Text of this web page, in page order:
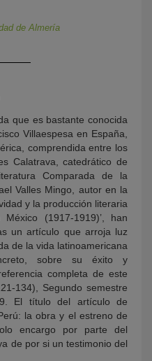
de Almería
que es bastante conocida
Villaespesa en España,
comprendida entre los
Calatrava, catedrático de
Comparada de la
Valles Mingo, autor en la
y la producción literaria
(1917-1919)’, han
un artículo que arroja luz
de la vida latinoamericana
sobre su éxito y
completa de este
134), Segundo semestre
El título del artículo de
la obra y el estreno de
encargo por parte del
de por si un testimonio del